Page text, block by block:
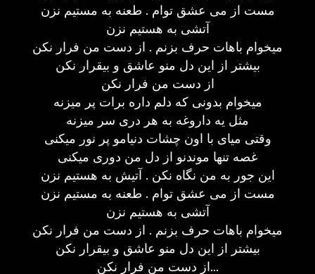
مست از می عشق توام . طعنه به مستیم نزن
آتشی به هستیم نزن
میخوام باهات حرف بزنم . از دست من فرار نکن
بیشتر از این دل منو عاشق و بیقرار نکن
از دست من فرار نکن
میخوام بدونی که دلم داره برات پر میزنه
مثل یه داروغه به هر دری سر میزنه
وقتی میای با اون چشات دنیامو پر نور میکنی
غصه تنها موندنو از دل من دوری میکنی
این جور به من نگاه نکن . آتیش به هستیم نزن
مست از می عشق توام . طعنه به مستیم نزن
آتشی به هستیم نزن
میخوام باهات حرف بزنم . از دست من فرار نکن
بیشتر از این دل منو عاشق و بیقرار نکن
از دست من فرار نکن...